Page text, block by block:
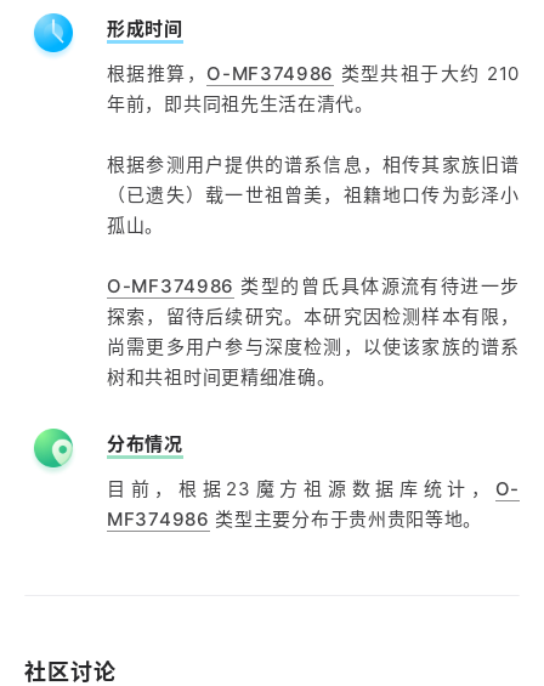
形成时间
根据推算， O-MF374986 类型共祖于大约 210
年前，即共同祖先生活在清代。
根据参测用户提供的谱系信息，相传其家族旧谱
（已遗失）载一世祖曾美，祖籍地口传为彭泽小
孤山。
O-MF374986 类型的曾氏具体源流有待进一步
探索，留待后续研究。本研究因检测样本有限，
尚需更多用户参与深度检测，以使该家族的谱系
树和共祖时间更精细准确。
分布情况
目前，根据23魔方祖源数据库统计， O-
MF374986 类型主要分布于贵州贵阳等地。
社区讨论